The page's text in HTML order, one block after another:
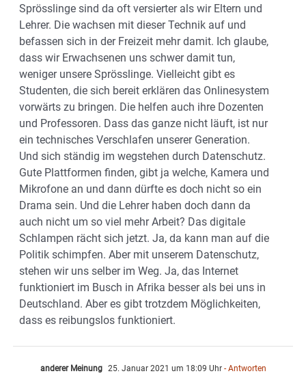
Sprösslinge sind da oft versierter als wir Eltern und
Lehrer. Die wachsen mit dieser Technik auf und
befassen sich in der Freizeit mehr damit. Ich glaube,
dass wir Erwachsenen uns schwer damit tun,
weniger unsere Sprösslinge. Vielleicht gibt es
Studenten, die sich bereit erklären das Onlinesystem
vorwärts zu bringen. Die helfen auch ihre Dozenten
und Professoren. Dass das ganze nicht läuft, ist nur
ein technisches Verschlafen unserer Generation.
Und sich ständig im wegstehen durch Datenschutz.
Gute Plattformen finden, gibt ja welche, Kamera und
Mikrofone an und dann dürfte es doch nicht so ein
Drama sein. Und die Lehrer haben doch dann da
auch nicht um so viel mehr Arbeit? Das digitale
Schlampen rächt sich jetzt. Ja, da kann man auf die
Politik schimpfen. Aber mit unserem Datenschutz,
stehen wir uns selber im Weg. Ja, das Internet
funktioniert im Busch in Afrika besser als bei uns in
Deutschland. Aber es gibt trotzdem Möglichkeiten,
dass es reibungslos funktioniert.
anderer Meinung 25. Januar 2021 um 18:09 Uhr - Antworten